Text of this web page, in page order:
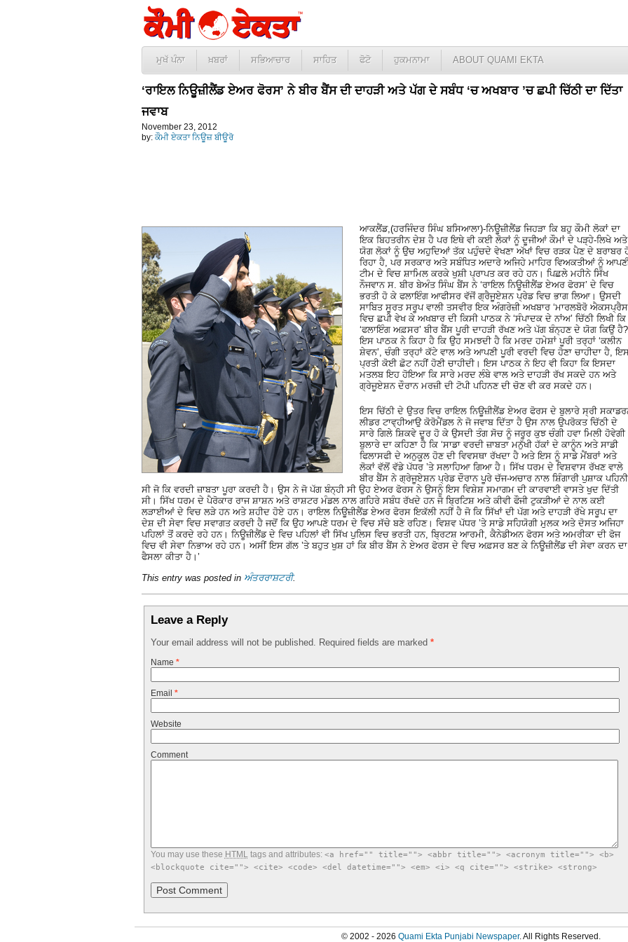
ਮੁਖੱ ਪੰਨਾ ਖ਼ਬਰਾਂ ਸਭਿਆਚਾਰ ਸਾਹਿਤ ਫੋਟੋ ਹੁਕਮਨਾਮਾ ABOUT QUAMI EKTA
‘ਰਾਇਲ ਨਿਊਜ਼ੀਲੈਂਡ ਏਅਰ ਫੋਰਸ’ ਨੇ ਬੀਰ ਬੈਂਸ ਦੀ ਦਾਹੜੀ ਅਤੇ ਪੱਗ ਦੇ ਸਬੰਧ ‘ਚ ਅਖਬਾਰ ’ਚ ਛਪੀ ਚਿੱਠੀ ਦਾ ਦਿੱਤਾ
ਜਵਾਬ
November 23, 2012
by: ਕੌਮੀ ਏਕਤਾ ਨਿਊਜ਼ ਬੀਊਰੋ
ਆਕਲੈਂਡ,(ਹਰਜਿੰਦਰ ਸਿੰਘ ਬਸਿਆਲਾ)-ਨਿਊਜ਼ੀਲੈਂਡ ਜਿਹੜਾ ਕਿ ਬਹੁ ਕੌਮੀ ਲੋਕਾਂ ਦਾ
ਇਕ ਬਿਹਤਰੀਨ ਦੇਸ਼ ਹੈ ਪਰ ਇਥੇ ਵੀ ਕਈ ਲੋਕਾਂ ਨੂੰ ਦੂਜੀਆਂ ਕੌਮਾਂ ਦੇ ਪੜ੍ਹੇ-ਲਿਖੇ ਅਤੇ
ਯੋਗ ਲੋਕਾਂ ਨੂੰ ਉਚ ਅਹੁਦਿਆਂ ਤੱਕ ਪਹੁੰਚਦੇ ਵੇਖਣਾ ਅੱਖਾਂ ਵਿਚ ਰੜਕ ਪੈਣ ਦੇ ਬਰਾਬਰ
ਰਿਹਾ ਹੈ, ਪਰ ਸਰਕਾਰ ਅਤੇ ਸਬੰਧਿਤ ਅਦਾਰੇ ਅਜਿਹੇ ਮਾਹਿਰ ਵਿਅਕਤੀਆਂ ਨੂੰ
ਟੀਮ ਦੇ ਵਿਚ ਸ਼ਾਮਿਲ ਕਰਕੇ ਖੁਸ਼ੀ ਪ੍ਰਾਪਤ ਕਰ ਰਹੇ ਹਨ। ਪਿਛਲੇ ਮਹੀਨੇ ਸਿੱਖ
ਨੌਜਵਾਨ ਸ. ਬੀਰ ਬੇਅੰਤ ਸਿੰਘ ਬੈਂਸ ਨੇ ‘ਰਾਇਲ ਨਿਊਜ਼ੀਲੈਂਡ ਏਅਰ ਫੋਰਸ’ ਦੇ ਵਿਚ
ਭਰਤੀ ਹੋ ਕੇ ਫਲਾਇੰਗ ਆਫੀਸਰ ਵੱਜੋਂ ਗ੍ਰੈਜੂਏਸ਼ਨ ਪ੍ਰੇਡ ਵਿਚ ਭਾਗ ਲਿਆ। ਉਸਦੀ
ਸਾਬਿਤ ਸੂਰਤ ਸਰੂਪ ਵਾਲੀ ਤਸਵੀਰ ਇਕ ਅੰਗਰੇਜ਼ੀ ਅਖਬਾਰ ‘ਮਾਰਲਬੋਰੋ
ਵਿਚ ਛਪੀ ਵੇਖ ਕੇ ਅਖਬਾਰ ਦੀ ਕਿਸੀ ਪਾਠਕ ਨੇ ‘ਸੰਪਾਦਕ ਦੇ ਨਾਂਅ’ ਚਿੱਠੀ ਲਿਖੀ ਕਿ
‘ਫਲਾਇੰਗ ਅਫ਼ਸਰ’ ਬੀਰ ਬੈਂਸ ਪੂਰੀ ਦਾਹੜੀ ਰੱਖਣ ਅਤੇ ਪੱਗ ਬੰਨ੍ਹਣ ਦੇ ਯੋਗ ਕਿਉਂ ਹੈ?
ਇਸ ਪਾਠਕ ਨੇ ਕਿਹਾ ਹੈ ਕਿ ਉਹ ਸਮਝਦੀ ਹੈ ਕਿ ਮਰਦ ਹਮੇਸ਼ਾਂ ਪੂਰੀ ਤਰ੍ਹਾਂ ‘ਕਲੀਨ
ਸ਼ੇਵਨ’, ਚੰਗੀ ਤਰ੍ਹਾਂ ਕੱਟੇ ਵਾਲ ਅਤੇ ਆਪਣੀ ਪੂਰੀ ਵਰਦੀ ਵਿਚ ਹੋਣਾ ਚਾਹੀਦਾ ਹੈ,
ਪ੍ਰਤੀ ਕੋਈ ਛੋਟ ਨਹੀਂ ਹੋਣੀ ਚਾਹੀਦੀ। ਇਸ ਪਾਠਕ ਨੇ ਇਹ ਵੀ ਕਿਹਾ ਕਿ ਇਸਦਾ
ਮਤਲਬ ਇਹ ਹੋਇਆ ਕਿ ਸਾਰੇ ਮਰਦ ਲੰਬੇ ਵਾਲ ਅਤੇ ਦਾਹੜੀ ਰੱਖ ਸਕਦੇ ਹਨ ਅਤੇ
ਗ੍ਰੇਜੂਏਸ਼ਨ ਦੌਰਾਨ ਮਰਜ਼ੀ ਦੀ ਟੋਪੀ ਪਹਿਨਣ ਦੀ ਚੋਣ ਵੀ ਕਰ ਸਕਦੇ ਹਨ।
ਇਸ ਚਿੱਠੀ ਦੇ ਉਤਰ ਵਿਚ ਰਾਇਲ ਨਿਊਜ਼ੀਲੈਂਡ ਏਅਰ ਫੋਰਸ ਦੇ ਬੁਲਾਰੇ ਸ੍ਰੀ
ਲੀਡਰ ਟਾਵ੍ਹੀਆਉ ਕੋਰੋਮੈਂਡਲ ਨੇ ਜੋ ਜਵਾਬ ਦਿੱਤਾ ਹੈ ਉਸ ਨਾਲ ਉਪਰੋਕਤ ਚਿੱਠੀ ਦੇ
ਸਾਰੇ ਗਿਲੇ ਸ਼ਿਕਵੇ ਦੂਰ ਹੋ ਕੇ ਉਸਦੀ ਤੰਗ ਸੋਚ ਨੂੰ ਜਰੂਰ ਕੁਝ ਚੰਗੀ ਹਵਾ ਮਿਲੀ
ਬੁਲਾਰੇ ਦਾ ਕਹਿਣਾ ਹੈ ਕਿ ‘ਸਾਡਾ ਵਰਦੀ ਜ਼ਾਬਤਾ ਮਨੁੱਖੀ ਹੱਕਾਂ ਦੇ ਕਾਨੂੰਨ ਅਤੇ ਸਾਡੀ
ਫਿਲਾਸਫੀ ਦੇ ਅਨੁਕੂਲ ਹੋਣ ਦੀ ਵਿਵਸਥਾ ਰੱਖਦਾ ਹੈ ਅਤੇ ਇਸ ਨੂੰ ਸਾਡੇ ਮੈਂਬਰਾਂ ਅਤੇ
ਲੋਕਾਂ ਵੱਲੋਂ ਵੱਡੇ ਪੱਧਰ ’ਤੇ ਸਲਾਹਿਆ ਗਿਆ ਹੈ। ਸਿੱਖ ਧਰਮ ਦੇ ਵਿਸ਼ਵਾਸ ਰੱਖਣ ਵਾਲੇ
ਬੀਰ ਬੈਂਸ ਨੇ ਗ੍ਰੇਜੂਏਸ਼ਨ ਪ੍ਰੇਡ ਦੌਰਾਨ ਪੂਰੇ ਚੱਜ-ਅਚਾਰ ਨਾਲ ਸ਼ਿੰਗਾਰੀ ਪੁਸ਼ਾਕ ਪਹਿਨੀ
ਸੀ ਜੋ ਕਿ ਵਰਦੀ ਜ਼ਾਬਤਾ ਪੂਰਾ ਕਰਦੀ ਹੈ। ਉਸ ਨੇ ਜੋ ਪੱਗ ਬੰਨ੍ਹੀ ਸੀ ਉਹ ਏਅਰ ਫੋਰਸ ਨੇ ਉਸਨੂੰ ਇਸ ਵਿਸ਼ੇਸ਼ ਸਮਾਗਮ ਦੀ ਕਾਰਵਾਈ ਵਾਸਤੇ ਖੁਦ ਦਿੱਤੀ
ਸੀ। ਸਿੱਖ ਧਰਮ ਦੇ ਪੈਰੋਕਾਰ ਰਾਜ ਸ਼ਾਸ਼ਨ ਅਤੇ ਰਾਸ਼ਟਰ ਮੰਡਲ ਨਾਲ ਗਹਿਰੇ ਸਬੰਧ ਰੱਖਦੇ ਹਨ ਜੋ ਬ੍ਰਿਟਿਸ਼ ਅਤੇ ਕੀਵੀ ਫੌਜੀ ਟੁਕੜੀਆਂ ਦੇ ਨਾਲ ਕਈ
ਲੜਾਈਆਂ ਦੇ ਵਿਚ ਲੜੇ ਹਨ ਅਤੇ ਸ਼ਹੀਦ ਹੋਏ ਹਨ। ਰਾਇਲ ਨਿਊਜ਼ੀਲੈਂਡ ਏਅਰ ਫੋਰਸ ਇਕੱਲੀ ਨਹੀਂ ਹੈ ਜੋ ਕਿ ਸਿੱਖਾਂ ਦੀ ਪੱਗ ਅਤੇ ਦਾਹੜੀ ਰੱਖੇ ਸਰੂਪ ਦਾ
ਦੇਸ਼ ਦੀ ਸੇਵਾ ਵਿਚ ਸਵਾਗਤ ਕਰਦੀ ਹੈ ਜਦੋਂ ਕਿ ਉਹ ਆਪਣੇ ਧਰਮ ਦੇ ਵਿਚ ਸੱਚੇ ਬਣੇ ਰਹਿਣ। ਵਿਸ਼ਵ ਪੱਧਰ ’ਤੇ ਸਾਡੇ ਸਹਿਯੋਗੀ ਮੁਲਕ ਅਤੇ ਦੋਸਤ ਅਜਿਹਾ
ਪਹਿਲਾਂ ਤੋਂ ਕਰਦੇ ਰਹੇ ਹਨ। ਨਿਊਜ਼ੀਲੈਂਡ ਦੇ ਵਿਚ ਪਹਿਲਾਂ ਵੀ ਸਿੱਖ ਪੁਲਿਸ ਵਿਚ ਭਰਤੀ ਹਨ, ਬ੍ਰਿਟਸ਼ ਆਰਮੀ, ਕੈਨੇਡੀਅਨ ਫੋਰਸ ਅਤੇ ਅਮਰੀਕਾ ਦੀ ਫੋਜ
ਵਿਚ ਵੀ ਸੇਵਾ ਨਿਭਾਅ ਰਹੇ ਹਨ। ਅਸੀਂ ਇਸ ਗੱਲ ’ਤੇ ਬਹੁਤ ਖੁਸ਼ ਹਾਂ ਕਿ ਬੀਰ ਬੈਂਸ ਨੇ ਏਅਰ ਫੋਰਸ ਦੇ ਵਿਚ ਅਫ਼ਸਰ ਬਣ ਕੇ ਨਿਊਜ਼ੀਲੈਂਡ ਦੀ ਸੇਵਾ ਕਰਨ ਦਾ
ਫੈਸਲਾ ਕੀਤਾ ਹੈ।’
This entry was posted in ਅੰਤਰਰਾਸ਼ਟਰੀ.
Leave a Reply
Your email address will not be published. Required fields are marked *
Name *
Email *
Website
Comment
You may use these HTMLtags and attributes: <a href="" title=""> <abbr title=""> <acronym title=""> <b>
<blockquote cite=""> <cite> <code> <del datetime=""> <em> <i> <q cite=""> <strike> <strong>
© 2002 - 2026 Quami Ekta Punjabi Newspaper. All Rights Reserved.